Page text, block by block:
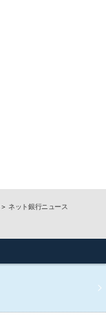
ネット銀行ニュース